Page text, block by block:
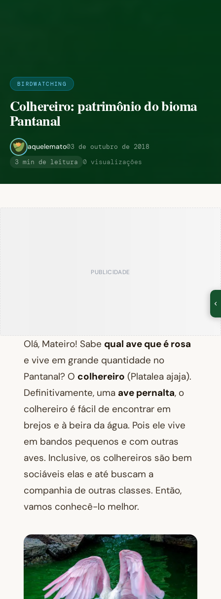
BIRDWATCHING
Colhereiro: patrimônio do bioma
Pantanal
aquelemato03 de outubro de 2018
3 min de leitura
0 visualizações
PUBLICIDADE
Olá, Mateiro! Sabe qual ave que é rosa
e vive em grande quantidade no
Pantanal? O colhereiro (Platalea ajaja).
Definitivamente, uma ave pernalta, o
colhereiro é fácil de encontrar em
brejos e à beira da água. Pois ele vive
em bandos pequenos e com outras
aves. Inclusive, os colhereiros são bem
sociáveis elas e até buscam a
companhia de outras classes. Então,
vamos conhecê-lo melhor.